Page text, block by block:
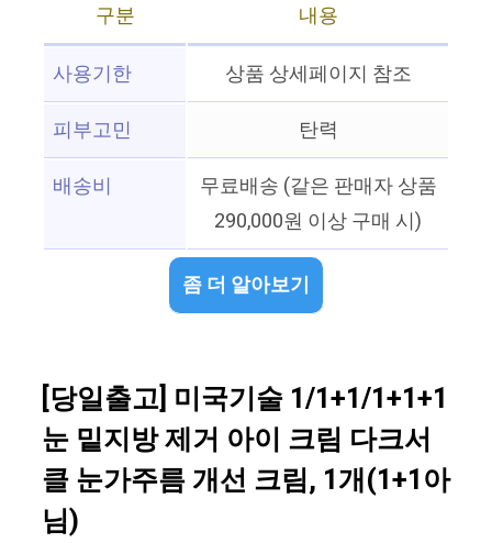
구분
내용
사용기한
상품 상세페이지 참조
피부고민
탄력
배송비
무료배송 (같은 판매자 상품
290,000원 이상 구매 시)
좀 더 알아보기
[당일출고] 미국기술 1/1+1/1+1+1
눈 밑지방 제거 아이 크림 다크서
클 눈가주름 개선 크림, 1개(1+1아
님)